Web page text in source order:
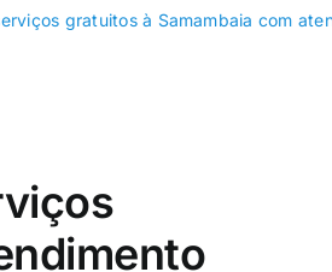
gratuitos à Samambaia com